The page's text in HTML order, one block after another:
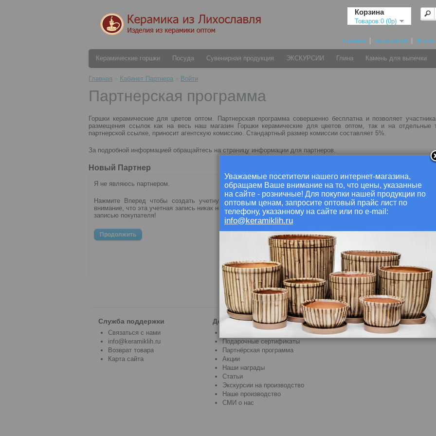
Корзина
Товаров:0 (0р)
Главная Закладки (0) Моя
Керамические горшки Посуда Сувенирная продукция ЭКСКУРСИИ Глина Камень для выпечки
Главная Кабинет Партнера Войти
Партнерская программа
Горшки керамические для цветов оптом. Партнерская программа совершенно бесплатна и позволяет
размещения ссылок как на весь наш магазин Горшки керамические для цветов оптом, так и на отдельные
партнерской ссылке, приносит агентскую комиссию. Стандартный размер комиссии составляет 5%.
За подробной информацией обращайтесь на страницу информации для партнеров.
Новый Партнер
Я не являюсь партнером.
Нажмите Вперед чтобы создать учетную запись партнера. Обратите
внимание, что эта учетная запись никак не связана с какой либо учетной
записью покупателя!
Продолжить
Я уже зарегистрирован.
Партнерский E-Mail:
Служба поддержки
Связаться с нами
info@keramiklih.ru
Возврат товара
Карта сайта
Дополнительно
Подарочные сертификаты
Партнёрская программа
Акции
Наши награды
Статьи
Экскурсии на производство
Наше производство
СМИ о нас
Уважаемые посетители нашего интернет-магазина,
обращаем Ваше внимание на то, что цены, указанные
на сайте - розничные! Для покупки нашей продукции по
оптовым ценам, запросите оптовый прайс лист по
телефону, указанному на сайте или по e-mail:
info@keramiklih.ru